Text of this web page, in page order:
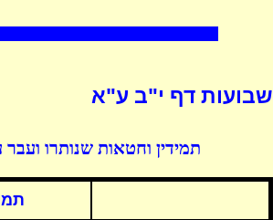
שבועות דף י"ב ע"א
תמידין וחטאות שנותרו